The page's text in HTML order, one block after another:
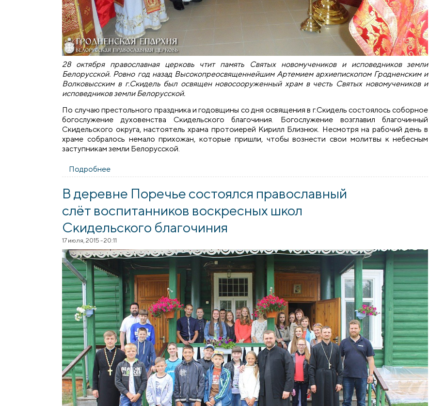
28 октября православная церковь чтит память Святых новомучеников и исповедников земли
Белорусской. Ровно год назад Высокопреосвященнейшим Артемием архиепископом Гродненским и
Волковысским в г.Скидель был освящен новосооруженный храм в честь Святых новомучеников и
исповедников земли Белорусской.
По случаю престольного праздника и годовщины со дня освящения в г.Скидель состоялось соборное
богослужение духовенства Скидельского благочиния. Богослужение возглавил благочинный
Скидельского округа, настоятель храма протоиерей Кирилл Близнюк. Несмотря на рабочий день в
храме собралось немало прихожан, которые пришли, чтобы вознести свои молитвы к небесным
заступникам земли Белорусской.
Подробнее
В деревне Поречье состоялся православный
слёт воспитанников воскресных школ
Скидельского благочиния
17 июля, 2015 - 20:11